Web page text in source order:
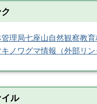
理局七座山自然観察教育
ノワグマ情報（外部リン
ル